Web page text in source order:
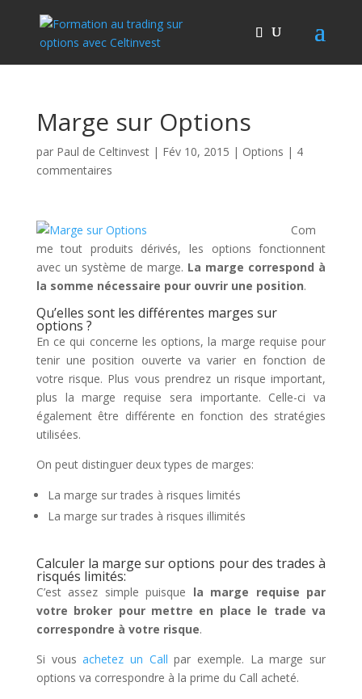
Marge sur Options
par Paul de Celtinvest| Fév 10, 2015 | Options | 4
commentaires
Com
me tout produits dérivés, les options fonctionnent
avec un système de marge. La marge correspond à
la somme nécessaire pour ouvrir une position.
Qu’elles sont les différentes marges sur
options ?
En ce qui concerne les options, la marge requise pour
tenir une position ouverte va varier en fonction de
votre risque. Plus vous prendrez un risque important,
plus la marge requise sera importante. Celle-ci va
également être différente en fonction des stratégies
utilisées.
On peut distinguer deux types de marges:
La marge sur trades à risques limités
La marge sur trades à risques illimités
Calculer la marge sur options pour des trades à
risqués limités:
C’est assez simple puisque la marge requise par
votre broker pour mettre en place le trade va
correspondre à votre risque.
Si vousachetez un Call par exemple. La marge sur
options va correspondre à la prime du Call acheté.